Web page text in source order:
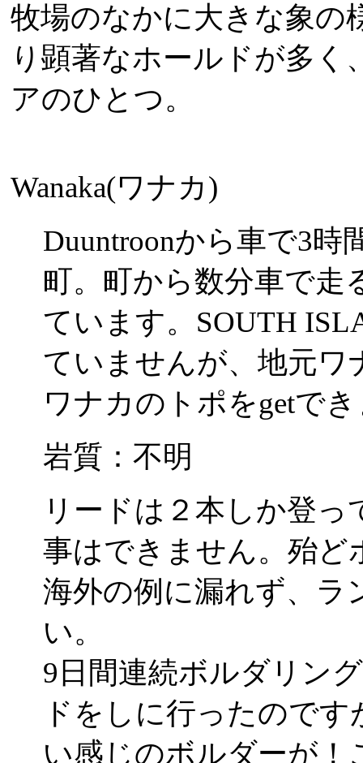
牧場のなかに大きな象の
り顕著なホールドが多
アのひとつ。
Wanaka(ワナカ)
Duuntroonから車で3時
町。町から数分車で走
ています。SOUTH
ていませんが、地元ワ
ワナカのトポをgetで
岩質：不明
リードは２本しか登
事はできません。殆ど
海外の例に漏れず、ラ
い。
9日間連続ボルダリン
ドをしに行ったので
い感じのボルダーが